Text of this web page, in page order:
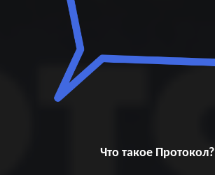
Что такое Протокол?